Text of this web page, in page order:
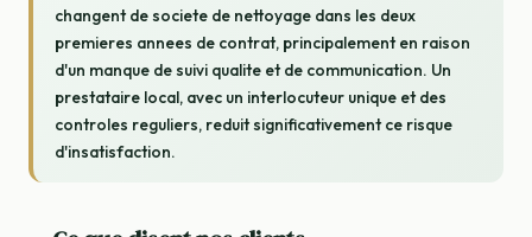
changent de societe de nettoyage dans les deux
premieres annees de contrat, principalement en raison
d'un manque de suivi qualite et de communication. Un
prestataire local, avec un interlocuteur unique et des
controles reguliers, reduit significativement ce risque
d'insatisfaction.